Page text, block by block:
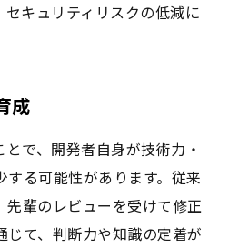
セキュリティリスクの低減に
成
で、開発者自身が技術力・
る可能性があります。従来
先輩のレビューを受けて修正
じて、判断力や知識の定着が